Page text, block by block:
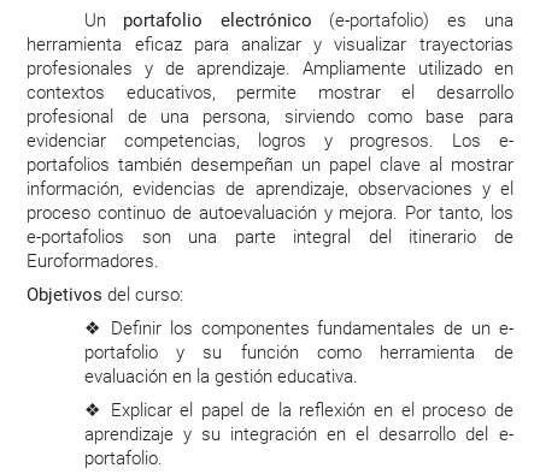
Un portafolio electrónico (e-portafolio) es una
herramienta eficaz para analizar y visualizar trayectorias
profesionales y de aprendizaje. Ampliamente utilizado en
contextos educativos, permite mostrar el desarrollo
profesional de una persona, sirviendo como base para
evidenciar competencias, logros y progresos. Los e-
portafolios también desempeñan un papel clave al mostrar
información, evidencias de aprendizaje, observaciones y el
proceso continuo de autoevaluación y mejora. Por tanto, los
e-portafolios son una parte integral del itinerario de
Euroformadores.
Objetivos del curso:
❖
Definir los componentes fundamentales de un e-
portafolio y su función como herramienta de
evaluación en la gestión educativa.
❖
Explicar el papel de la reflexión en el proceso de
aprendizaje y su integración en el desarrollo del e-
portafolio.